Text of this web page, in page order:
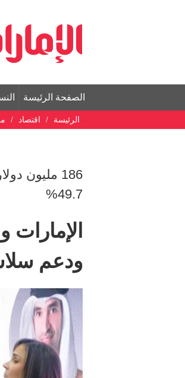
الصفحة الرئيسة
الرئيسة اقتصاد
49.7%
الإمارات
ودعم